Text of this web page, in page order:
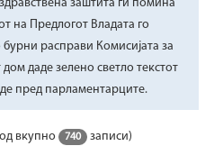
заштита ги помина
на Предлогот Владата го
расправи Комисијата за
даде зелено светло текстот
пред парламентарците.
вкупно 740 записи)